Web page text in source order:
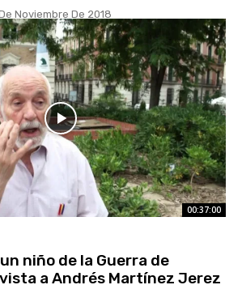
Noviembre De 2018
00:37:00
niño de la Guerra de
a Andrés Martínez Jerez